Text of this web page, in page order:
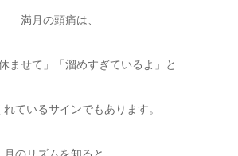
満月の頭痛は、
ませて」「溜めすぎているよ」と
ているサインでもあります。
月のリズムを知ると、